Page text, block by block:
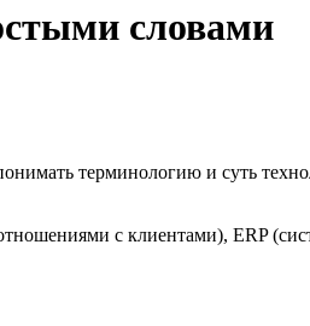
словами
терминологию и суть
с клиентами), ERP